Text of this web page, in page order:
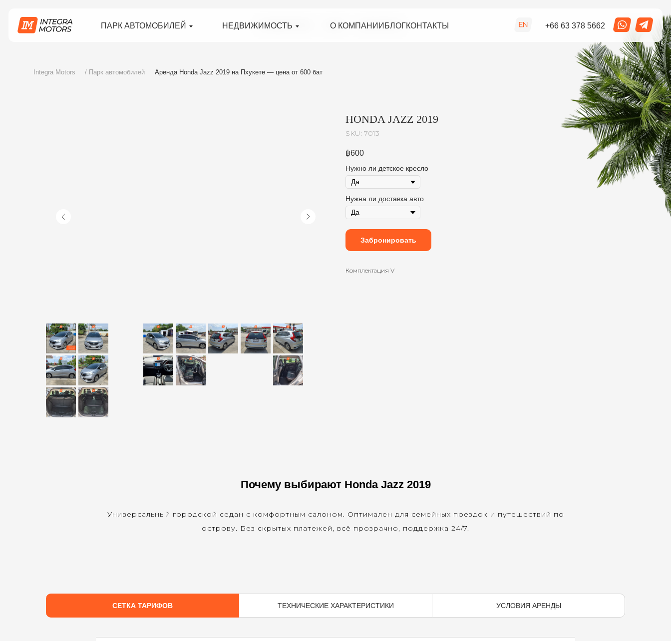
О КОМПАНИИ КОНТАКТЫ
О КОМПАНИИБЛОГКОНТАКТЫ
ПАРК АВТОМОБИЛЕЙ НЕДВИЖИМОСТЬ +66 63 378 5662
HONDA JAZZ 2019
SKU: 7013
฿600
Нужно ли детское кресло
Нужна ли доставка авто
Забронировать
Комплектация V
Почему выбирают Honda Jazz 2019
Универсальный городской седан с комфортным салоном. Оптимален для семейных поездок и путешествий по
острову. Без скрытых платежей, всё прозрачно, поддержка 24/7.
СЕТКА ТАРИФОВ ТЕХНИЧЕСКИЕ ХАРАКТЕРИСТИКИ УСЛОВИЯ АРЕНДЫ